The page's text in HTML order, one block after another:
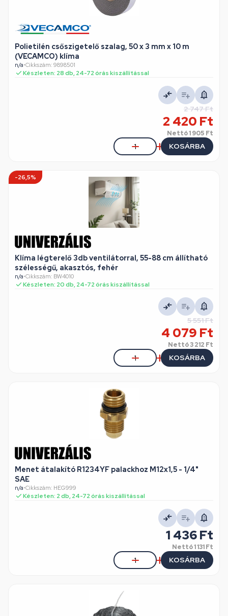
Polietilén csőszigetelő szalag, 50 x 3 mm x 10 m
(VECAMCO) klíma
n/a•Cikkszám: 9898501
Készleten: 28 db, 24-72 órás kiszállítással
2 747 Ft
2 420 Ft
Nettó1 905 Ft
KOSÁRBA
-26,5%
Klíma légterelő 3db ventilátorral, 55-88 cm állítható
szélességű, akasztós, fehér
n/a•Cikkszám: BW4010
Készleten: 20 db, 24-72 órás kiszállítással
5 551 Ft
4 079 Ft
Nettó3 212 Ft
KOSÁRBA
Menet átalakító R1234YF palackhoz M12x1,5 - 1/4"
SAE
n/a•Cikkszám: HEG999
Készleten: 2 db, 24-72 órás kiszállítással
1 436 Ft
Nettó1 131 Ft
KOSÁRBA